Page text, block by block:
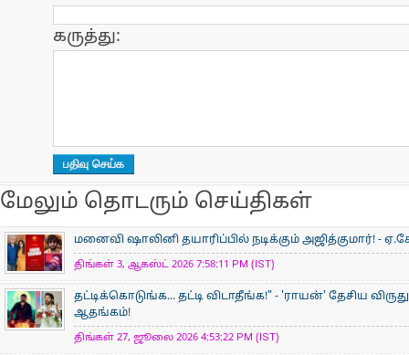
கருத்து:
மேலும் தொடரும் செய்திகள்
மனைவி ஷாலினி தயாரிப்பில் நடிக்கும் அஜித்குமார்! -
திங்கள் 3, ஆகஸ்ட் 2026 7:58:11 PM (IST)
தட்டிக்கொடுங்க... தட்டி விடாதீங்க!" - 'ராயன்' தேசிய
ஆதங்கம்!
திங்கள் 27, ஜூலை 2026 4:53:22 PM (IST)